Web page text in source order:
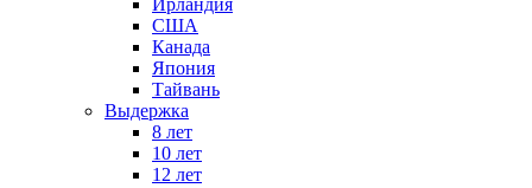
США
Канада
Япония
Тайвань
Выдержка
8 лет
10 лет
12 лет